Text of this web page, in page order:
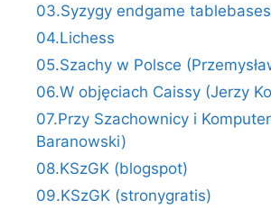
03.Syzygy endgame tablebases
04.Lichess
05.Szachy w Polsce
06.W objęciach Caissy (Jerzy
07.Przy Szachownicy i
Baranowski)
08.KSzGK (blogspot)
09.KSzGK (stronygratis)